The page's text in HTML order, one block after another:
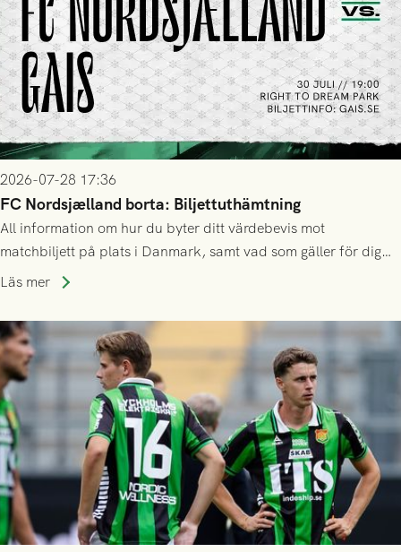
2026-07-28 17:36
FC Nordsjælland borta: Biljettuthämtning
All information om hur du byter ditt värdebevis mot
matchbiljett på plats i Danmark, samt vad som gäller för dig
som står på reservlista eller fått förhinder.
Läs mer